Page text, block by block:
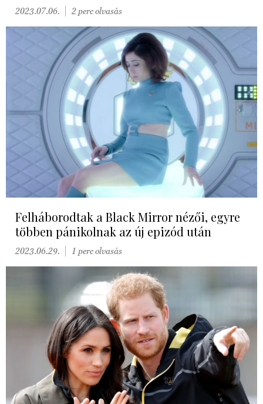
2023.07.06. 2 perc olvasás
Felháborodtak a Black Mirror nézői, egyre
többen pánikolnak az új epizód után
2023.06.29. 1 perc olvasás